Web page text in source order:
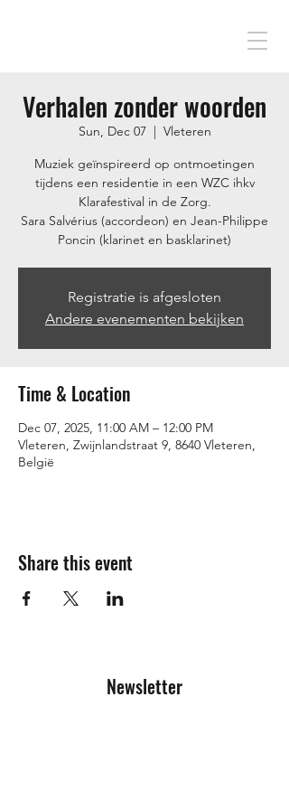
Verhalen zonder woorden
Sun, Dec 07
  |
Vleteren
Muziek geïnspireerd op ontmoetingen
tijdens een residentie in een WZC ihkv
Klarafestival in de Zorg.
Sara Salvérius (accordeon) en Jean-Philippe
Poncin (klarinet en basklarinet)
Registratie is afgesloten
Andere evenementen bekijken
Time & Location
Dec 07, 2025, 11:00 AM – 12:00 PM
Vleteren, Zwijnlandstraat 9, 8640 Vleteren,
België
Share this event
Newsletter